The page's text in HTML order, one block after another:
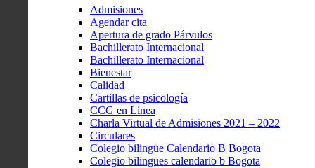
Admisiones
Agendar cita
Apertura de grado Párvulos
Bachillerato Internacional
Bachillerato Internacional
Bienestar
Calidad
Cartillas de psicología
CCG en Linea
Charla Virtual de Admisiones 2021 – 2022
Circulares
Colegio bilingüe Calendario B Bogota
Colegio bilingües calendario b Bogota